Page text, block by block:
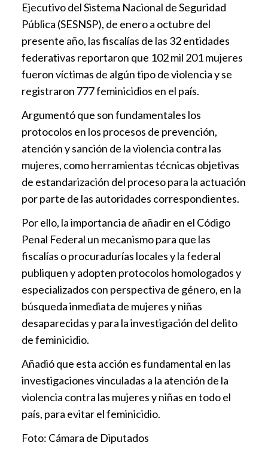
Ejecutivo del Sistema Nacional de Seguridad
Pública (SESNSP), de enero a octubre del
presente año, las fiscalías de las 32 entidades
federativas reportaron que 102 mil 201 mujeres
fueron víctimas de algún tipo de violencia y se
registraron 777 feminicidios en el país.
Argumentó que son fundamentales los
protocolos en los procesos de prevención,
atención y sanción de la violencia contra las
mujeres, como herramientas técnicas objetivas
de estandarización del proceso para la actuación
por parte de las autoridades correspondientes.
Por ello, la importancia de añadir en el Código
Penal Federal un mecanismo para que las
fiscalías o procuradurías locales y la federal
publiquen y adopten protocolos homologados y
especializados con perspectiva de género, en la
búsqueda inmediata de mujeres y niñas
desaparecidas y para la investigación del delito
de feminicidio.
Añadió que esta acción es fundamental en las
investigaciones vinculadas a la atención de la
violencia contra las mujeres y niñas en todo el
país, para evitar el feminicidio.
Foto: Cámara de Diputados